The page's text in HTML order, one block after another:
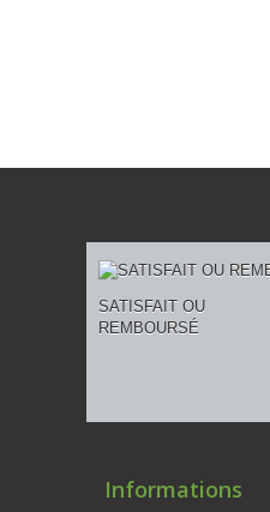
SATISFAIT OU
REMBOURSÉ
Informations